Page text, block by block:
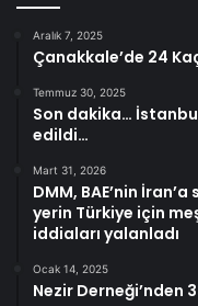
Aralık 7, 2025
Çanakkale’de 24
Temmuz 30, 2025
Son dakika…
edildi…
Mart 31, 2026
DMM, BAE’nin
yerin Türkiye için
iddiaları yalanladı
Ocak 14, 2025
Nezir Derneği’nden